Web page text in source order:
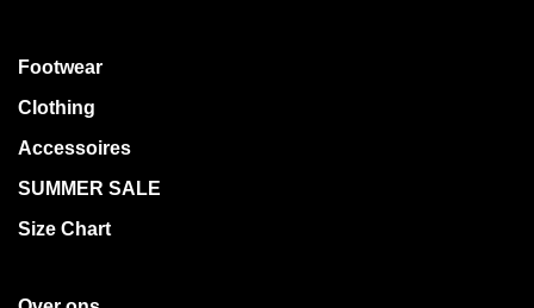
Footwear
Clothing
Accessoires
SUMMER SALE
Size Chart